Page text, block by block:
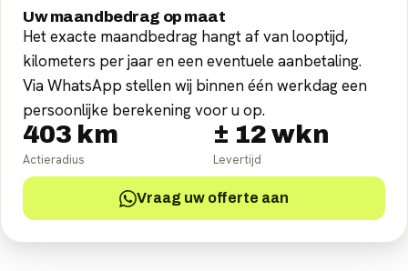
Uw maandbedrag op maat
Het exacte maandbedrag hangt af van looptijd,
kilometers per jaar en een eventuele aanbetaling.
Via WhatsApp stellen wij binnen één werkdag een
persoonlijke berekening voor u op.
403 km
Actieradius
± 12 wkn
Levertijd
Vraag uw offerte aan